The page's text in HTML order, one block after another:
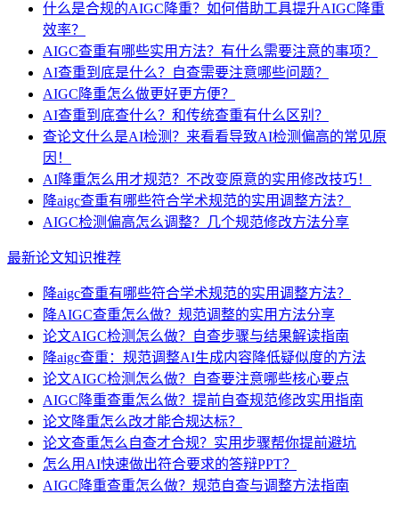
什么是合规的AIGC降重？如何借助工具提升AIGC降重
效率？
AIGC查重有哪些实用方法？有什么需要注意的事项？
AI查重到底是什么？自查需要注意哪些问题？
AIGC降重怎么做更好更方便？
AI查重到底查什么？和传统查重有什么区别？
查论文什么是AI检测？来看看导致AI检测偏高的常见原
因！
AI降重怎么用才规范？不改变原意的实用修改技巧！
降aigc查重有哪些符合学术规范的实用调整方法？
AIGC检测偏高怎么调整？几个规范修改方法分享
最新论文知识推荐
降aigc查重有哪些符合学术规范的实用调整方法？
降AIGC查重怎么做？规范调整的实用方法分享
论文AIGC检测怎么做？自查步骤与结果解读指南
降aigc查重：规范调整AI生成内容降低疑似度的方法
论文AIGC检测怎么做？自查要注意哪些核心要点
AIGC降重查重怎么做？提前自查规范修改实用指南
论文降重怎么改才能合规达标？
论文查重怎么自查才合规？实用步骤帮你提前避坑
怎么用AI快速做出符合要求的答辩PPT？
AIGC降重查重怎么做？规范自查与调整方法指南